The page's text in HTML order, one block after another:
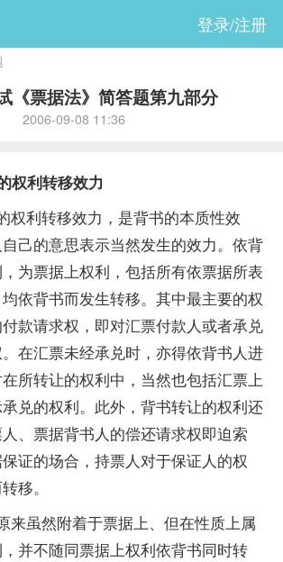
登录/注册
《票据法》简答题第九部分
2006-09-08 11:36
利转移效力
利转移效力，是背书的本质性效
己的意思表示当然发生的效力。依背
为票据上权利，包括所有依票据所表
依背书而发生转移。其中最主要的权
款请求权，即对汇票付款人或者承兑
在汇票未经承兑时，亦得依背书人进
所转让的权利中，当然也包括汇票上
兑的权利。此外，背书转让的权利还
、票据背书人的偿还请求权即迫索
证的场合，持票人对于保证人的权
移。
虽然附着于票据上、但在性质上属
并不随同票据上权利依背书同时转